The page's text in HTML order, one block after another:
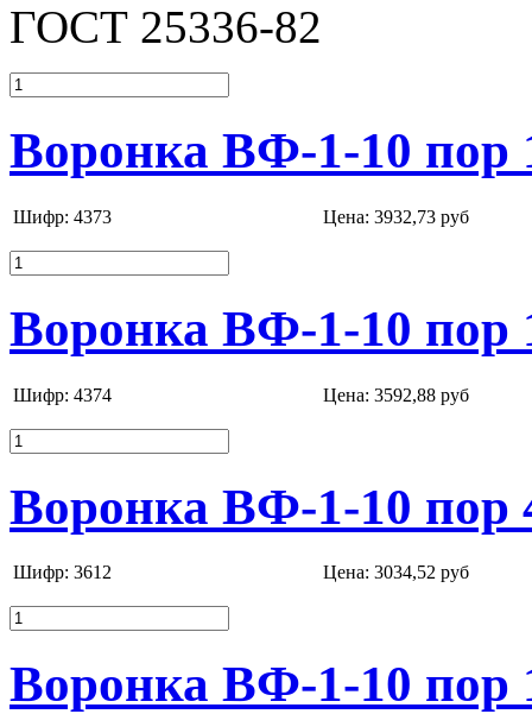
ГОСТ 25336-82
Воронка ВФ-1-10 пор
Шифр: 4373 Цена: 3932,73 руб
Воронка ВФ-1-10 пор
Шифр: 4374 Цена: 3592,88 руб
Воронка ВФ-1-10 пор
Шифр: 3612 Цена: 3034,52 руб
Воронка ВФ-1-10 пор